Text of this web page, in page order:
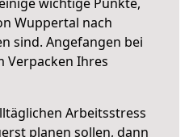
Wuppertal nach
sind. Angefangen bei
Verpacken Ihres
Arbeitsstress
planen sollen, dann